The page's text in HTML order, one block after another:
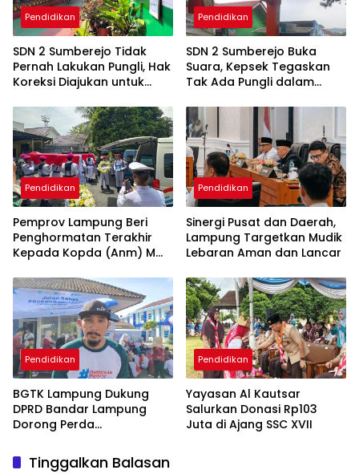
Pendidikan
SDN 2 Sumberejo Tidak
Pernah Lakukan Pungli, Hak
Koreksi Diajukan untuk
Informasi
Pendidikan
SDN 2 Sumberejo Buka
Suara, Kepsek Tegaskan
Tak Ada Pungli dalam
Pendidikan
Pemprov Lampung Beri
Penghormatan Terakhir
Kepada Kopda (Anm) M
Pendidikan
Sinergi Pusat dan Daerah,
Lampung Targetkan Mudik
Lebaran Aman dan Lancar
Pendidikan
BGTK Lampung Dukung
DPRD Bandar Lampung
Dorong Perda
Pendidikan
Yayasan Al Kautsar
Salurkan Donasi Rp103
Juta di Ajang SSC XVII
Tinggalkan Balasan